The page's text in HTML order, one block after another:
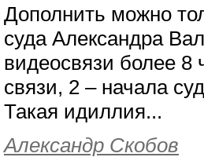
Дополнить можно
суда Александра
видеосвязи более 8
связи, 2 – начала
Такая идиллия...
Александр Скобов